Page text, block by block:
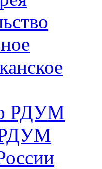
РДУМ
РДУМ